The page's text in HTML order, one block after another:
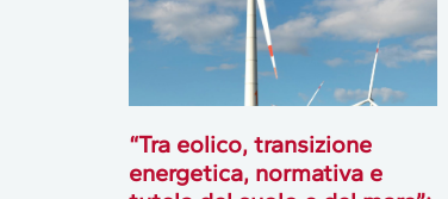
“Tra eolico, transizione
energetica, normativa e